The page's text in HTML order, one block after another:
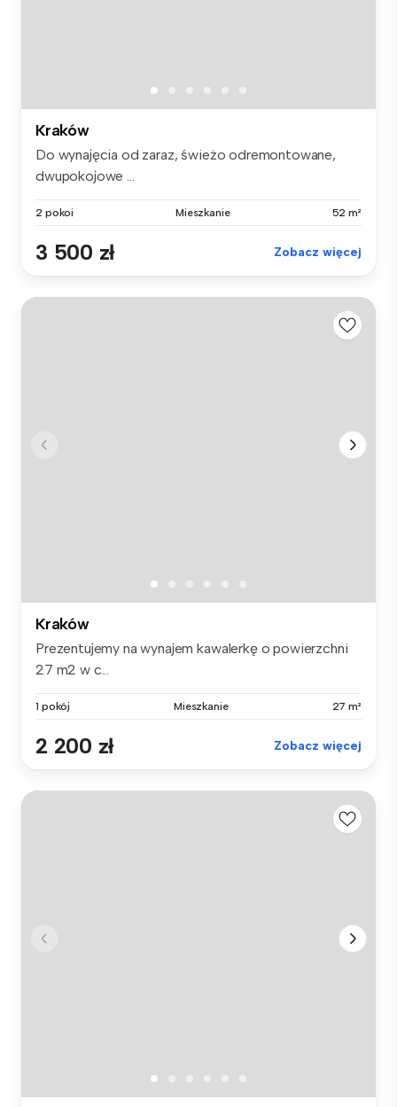
Kraków
Do wynajęcia od zaraz, świeżo odremontowane,
dwupokojowe ...
2 pokoi Mieszkanie 52 m²
3 500 zł Zobacz więcej
Kraków
Prezentujemy na wynajem kawalerkę o powierzchni
27 m2 w c...
1 pokój Mieszkanie 27 m²
2 200 zł Zobacz więcej